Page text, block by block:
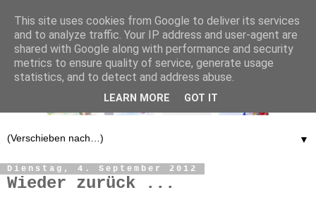
▼
Dienstag, 4. September 2012
Wieder zurück ...
This site uses cookies from Google to deliver its services
and to analyze traffic. Your IP address and user-agent are
shared with Google along with performance and security
metrics to ensure quality of service, generate usage
statistics, and to detect and address abuse.
LEARN MORE GOT IT